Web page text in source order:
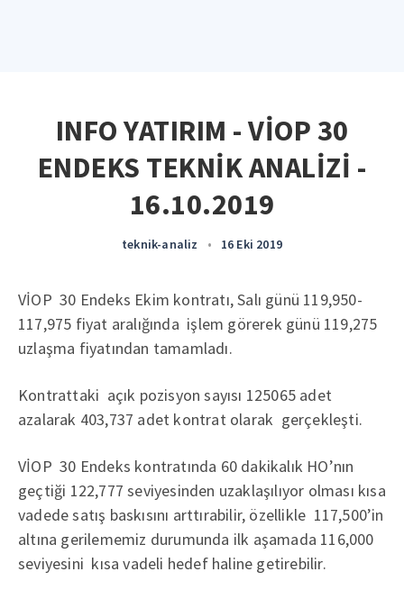
INFO YATIRIM - VİOP 30
ENDEKS TEKNİK ANALİZİ -
16.10.2019
teknik-analiz • 16 Eki 2019
VİOP 30 Endeks Ekim kontratı, Salı günü 119,950-
117,975 fiyat aralığında işlem görerek günü 119,275
uzlaşma fiyatından tamamladı.
Kontrattaki açık pozisyon sayısı 125065 adet
azalarak 403,737 adet kontrat olarak gerçekleşti.
VİOP 30 Endeks kontratında 60 dakikalık HO’nın
geçtiği 122,777 seviyesinden uzaklaşılıyor olması kısa
vadede satış baskısını arttırabilir, özellikle 117,500’in
altına gerilememiz durumunda ilk aşamada 116,000
seviyesini kısa vadeli hedef haline getirebilir.